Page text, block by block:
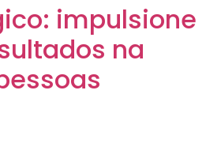
impulsione
na